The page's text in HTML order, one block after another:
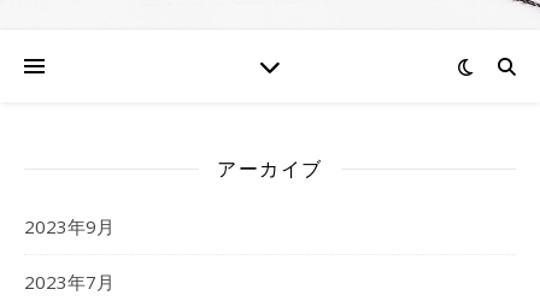
アーカイブ
2023年9月
2023年7月